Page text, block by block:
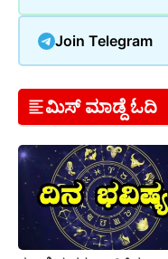
Join Telegram
ಮಿಸ್ ಮಾಡ್ದೆ ಓದಿ